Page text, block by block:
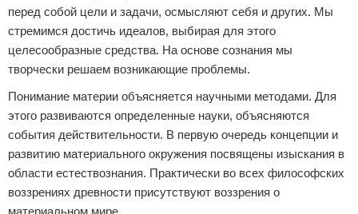
перед собой цели и задачи, осмысляют себя и других. Мы
стремимся достичь идеалов, выбирая для этого
целесообразные средства. На основе сознания мы
творчески решаем возникающие проблемы.
Понимание материи объясняется научными методами. Для
этого развиваются определенные науки, объясняются
события действительности. В первую очередь концепции и
развитию материального окружения посвящены изыскания в
области естествознания. Практически во всех философских
воззрениях древности присутствуют воззрения о
материальном мире.